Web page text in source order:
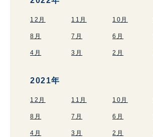
12月 11月 10月
8月 7月 6月
4月 3月 2月
2021年
12月 11月 10月
8月 7月 6月
4月 3月 2月